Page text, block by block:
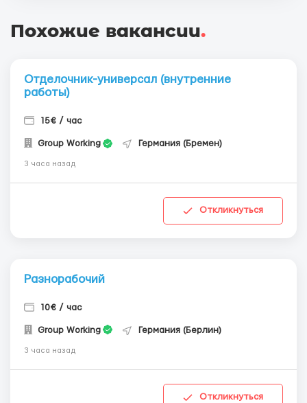
Похожие вакансии.
Отделочник-универсал (внутренние
работы)
15€ / час
Group Working Германия (Бремен)
3 часа назад
Откликнуться
Разнорабочий
10€ / час
Group Working Германия (Берлин)
3 часа назад
Откликнуться